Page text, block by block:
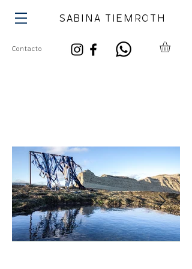
Contacto
SABINA TIEMROTH